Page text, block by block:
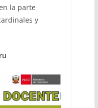
la parte
y